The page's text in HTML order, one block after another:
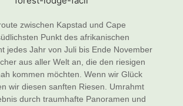
zwischen Kapstad und Cape
Punkt des afrikanischen
jedes Jahr von Juli bis Ende November
aus aller Welt an, die den riesigen
kommen möchten. Wenn wir Glück
wir diesen sanften Riesen. Umrahmt
durch traumhafte Panoramen und